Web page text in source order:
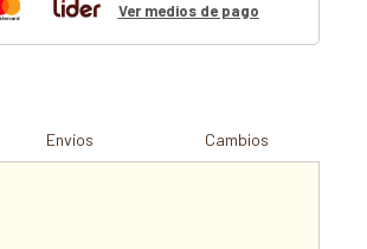
Ver medios de pago
Envíos Cambios